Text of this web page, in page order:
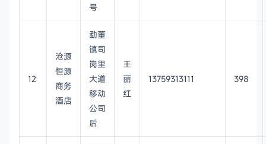
号
12
沧源
恒源
商务
酒店
勐董
镇司
岗里
大道
移动
公司
后
王
丽
红
13759313111 398